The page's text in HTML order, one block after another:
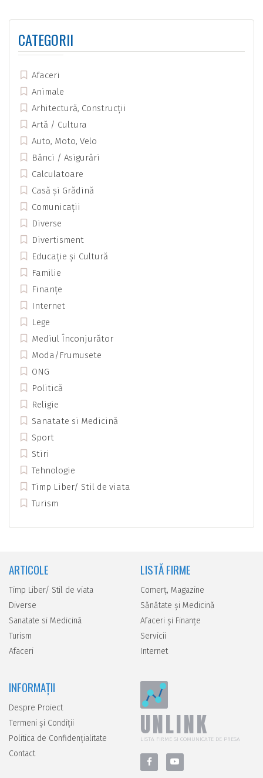
CATEGORII
Afaceri
Animale
Arhitectură, Construcții
Artă / Cultura
Auto, Moto, Velo
Bănci / Asigurări
Calculatoare
Casă și Grădină
Comunicații
Diverse
Divertisment
Educație și Cultură
Familie
Finanțe
Internet
Lege
Mediul Înconjurător
Moda/Frumusete
ONG
Politică
Religie
Sanatate si Medicină
Sport
Stiri
Tehnologie
Timp Liber/ Stil de viata
Turism
ARTICOLE
Timp Liber/ Stil de viata
Diverse
Sanatate si Medicină
Turism
Afaceri
LISTĂ FIRME
Comerţ, Magazine
Sănătate şi Medicină
Afaceri şi Finanţe
Servicii
Internet
INFORMAȚII
Despre Proiect
Termeni și Condiții
Politica de Confidențialitate
Contact
UNLINK
LISTA FIRME SI COMUNICATE DE PRESA